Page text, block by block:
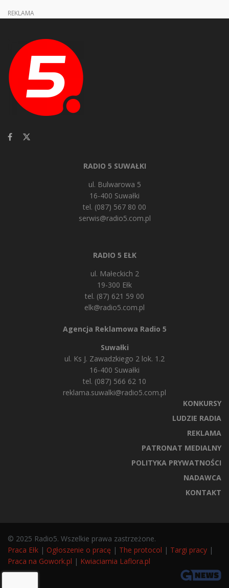
REKLAMA
RADIO 5 SUWAŁKI
ul. Bulwarowa 5
16-400 Suwałki
tel. (087) 567 80 00
serwis@radio5.com.pl
RADIO 5 EŁK
ul. Małeckich 2
19-300 Ełk
tel. (87) 621 59 00
elk@radio5.com.pl
Agencja Reklamowa Radio 5
Suwałki
ul. Ks J. Zawadzkiego 2 lok. 1.2
16-400 Suwałki
tel. (087) 566 62 10
reklama.suwalki@radio5.com.pl
KONKURSY
LUDZIE RADIA
REKLAMA
PATRONAT MEDIALNY
POLITYKA PRYWATNOŚCI
NADAWCA
KONTAKT
© 2025 Radio5. Wszelkie prawa zastrzeżone.
Praca Ełk | Ogłoszenie o pracę | The protocol | Targi pracy |
Praca na Gowork.pl | Kwiaciarnia Laflora.pl